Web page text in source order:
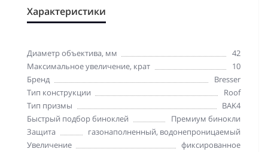
Характеристики
Диаметр объектива, мм
42
Максимальное увеличение, крат
10
Бренд
Bresser
Тип конструкции
Roof
Тип призмы
BAK4
Быстрый подбор биноклей
Премиум бинокли
Защита
газонаполненный, водонепроницаемый
Увеличение
фиксированное